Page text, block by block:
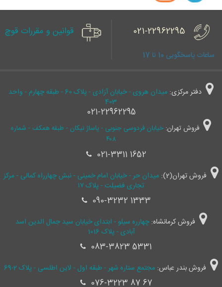
021-22962295
ساعات پاسخگویی 10 تا 17
قوانین و مقررات قوچ
دفتر مرکزی:
میدان هروی - خیابان آزادی - پلاک 60 - طبقه چهارم - واحد
403
021-22962295
فروش تهران: خیابان فردوسی جنوبی - پاساژ نیکان - طبقه همکف - شماره
۴۰۸
021-3311 1652
فروش تهران(2):
میدان حر - خیابان امام خمینی - نبش چهارراه کمالی - مرکز
تجاری فضیلت - پلاک ۱۷
090-3232 1333
فروش کرمانشاه:چهارره سیلو - ابتدای خیابان سید جمال ‌الدین اسد
آبادی - پلاک 1016
083-3823 5331
فروش بندر عباس: مجتمع ستاره شهر - طبقه اول - لاین اطلسی - پلاک 2-69
076-3223 87 67